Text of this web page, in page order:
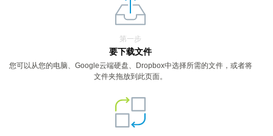
第一步
要下载文件
您可以从您的电脑、Google云端硬盘、Dropbox中选择所需的文件，或者将
文件夹拖放到此页面。